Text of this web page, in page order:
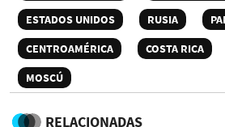
ESTADOS UNIDOS
RUSIA
CENTROAMÉRICA
COSTA RICA
MOSCÚ
RELACIONADAS